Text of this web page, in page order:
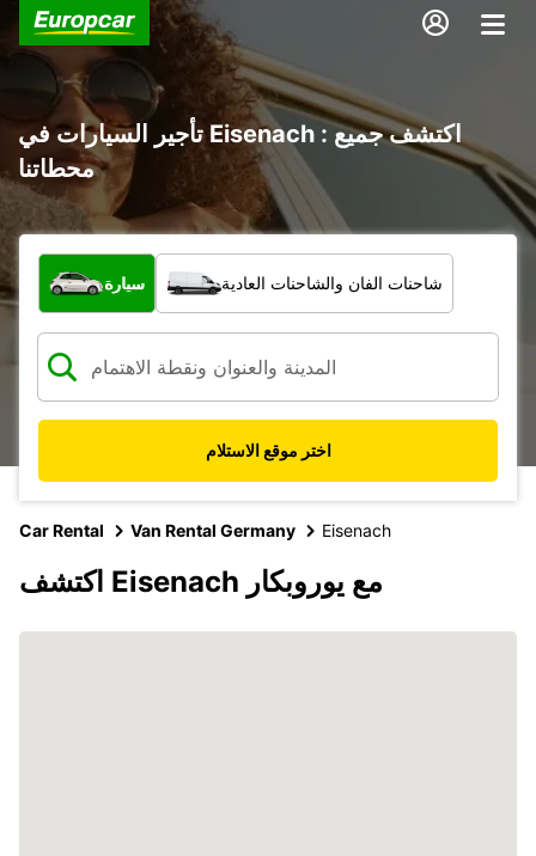
تأجير السيارات في Eisenach : اكتشف جميع
محطاتنا
ما نوع المركبة؟
سيارة شاحنات الفان والشاحنات العادية
اختر موقع الاستلام
Car Rental Van Rental Germany Eisenach
اكتشف Eisenach مع يوروبكار